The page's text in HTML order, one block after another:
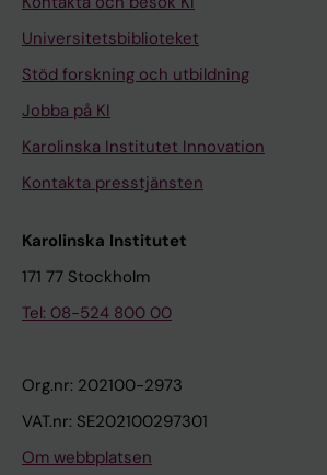
Universitetsbiblioteket
Stöd forskning och utbildning
Jobba på KI
Karolinska Institutet Innovation
Kontakta presstjänsten
Karolinska Institutet
171 77 Stockholm
Tel: 08-524 800 00
Org.nr: 202100-2973
VAT.nr: SE202100297301
Om webbplatsen